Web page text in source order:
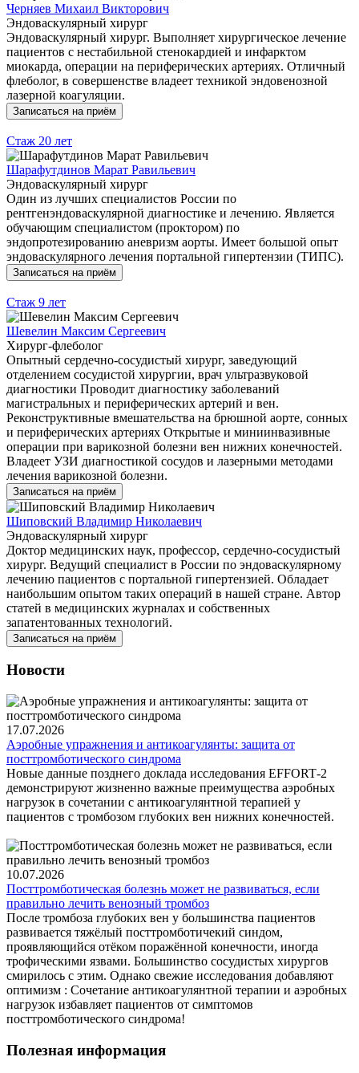
Черняев Михаил Викторович
Эндоваскулярный хирург
Эндоваскулярный хирург. Выполняет хирургическое лечение
пациентов с нестабильной стенокардией и инфарктом
миокарда, операции на периферических артериях. Отличный
флеболог, в совершенстве владеет техникой эндовенозной
лазерной коагуляции.
Записаться на приём
Стаж 20 лет
Шарафутдинов Марат Равильевич
Эндоваскулярный хирург
Один из лучших специалистов России по
рентгенэндоваскулярной диагностике и лечению. Является
обучающим специалистом (проктором) по
эндопротезированию аневризм аорты. Имеет большой опыт
эндоваскулярного лечения портальной гипертензии (ТИПС).
Записаться на приём
Стаж 9 лет
Шевелин Максим Сергеевич
Хирург-флеболог
Опытный сердечно-сосудистый хирург, заведующий
отделением сосудистой хирургии, врач ультразвуковой
диагностики Проводит диагностику заболеваний
магистральных и периферических артерий и вен.
Реконструктивные вмешательства на брюшной аорте, сонных
и периферических артериях Открытые и миниинвазивные
операции при варикозной болезни вен нижних конечностей.
Владеет УЗИ диагностикой сосудов и лазерными методами
лечения варикозной болезни.
Записаться на приём
Шиповский Владимир Николаевич
Эндоваскулярный хирург
Доктор медицинских наук, профессор, сердечно-сосудистый
хирург. Ведущий специалист в России по эндоваскулярному
лечению пациентов с портальной гипертензией. Обладает
наибольшим опытом таких операций в нашей стране. Автор
статей в медицинских журналах и собственных
запатентованных технологий.
Записаться на приём
Новости
17.07.2026
Аэробные упражнения и антикоагулянты: защита от
посттромботического синдрома
Новые данные позднего доклада исследования EFFORT‑2
демонстрируют жизненно важные преимущества аэробных
нагрузок в сочетании с антикоагулянтной терапией у
пациентов с тромбозом глубоких вен нижних конечностей.
10.07.2026
Посттромботическая болезнь может не развиваться, если
правильно лечить венозный тромбоз
После тромбоза глубоких вен у большинства пациентов
развивается тяжёлый посттромботичекий синдом,
проявляющийся отёком поражённой конечности, иногда
трофическими язвами. Большинство сосудистых хирургов
смирилось с этим. Однако свежие исследования добавляют
оптимизм : Сочетание антикоагулянтной терапии и аэробных
нагрузок избавляет пациентов от симптомов
посттромботического синдрома!
Полезная информация